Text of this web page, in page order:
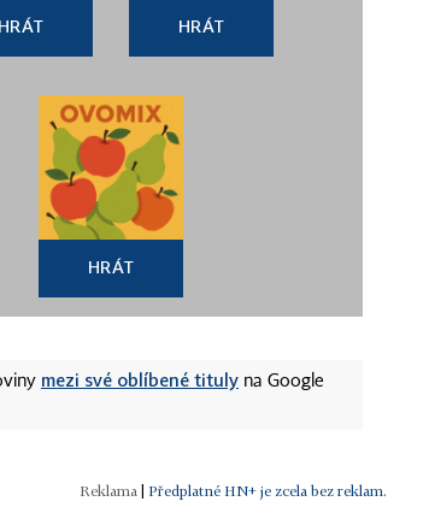
HRÁT HRÁT
HRÁT
mezi své oblíbené tituly na Google
| Předplatné HN+ je zcela bez reklam.